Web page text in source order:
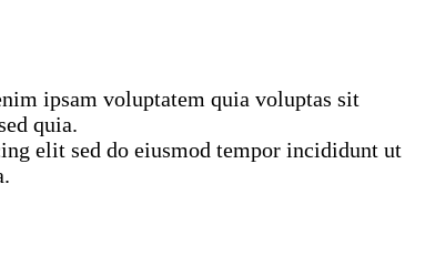
ipsam voluptatem quia voluptas sit
quia.
elit sed do eiusmod tempor incididunt ut